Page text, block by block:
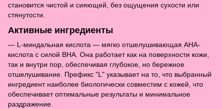
становится чистой и сияющей, без ощущения сухости или
стянутости.
Активные ингредиенты
— L-миндальная кислота — мягко отшелушивающая АНА-
кислота с силой ВНА. Она работает как на поверхности кожи,
так и внутри пор, обеспечивая глубокое, но бережное
отшелушивание. Префикс "L" указывает на то, что выбранный
ингредиент наиболее биологически совместим с кожей, что
обеспечивает оптимальные результаты и минимальное
раздражение.